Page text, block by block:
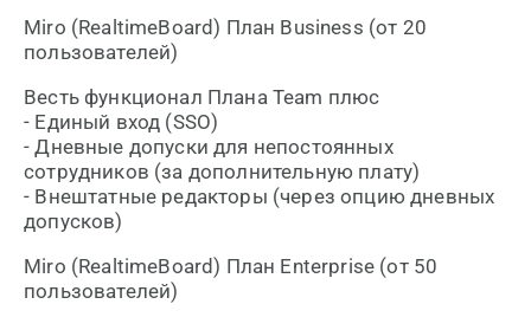
Miro (RealtimeBoard) План Business (от 20
пользователей)
Весть функционал Плана Team плюс
- Единый вход (SSO)
- Дневные допуски для непостоянных
сотрудников (за дополнительную плату)
- Внештатные редакторы (через опцию дневных
допусков)
Miro (RealtimeBoard) План Enterprise (от 50
пользователей)